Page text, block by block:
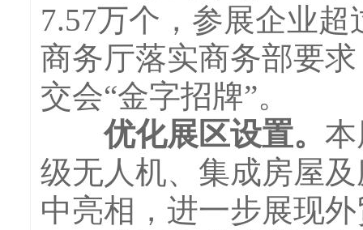
7.57万个，参展企业
商务厅落实商务部要
交会“金字招牌”。
优化展区设置。
级无人机、集成房屋
中亮相，进一步展现